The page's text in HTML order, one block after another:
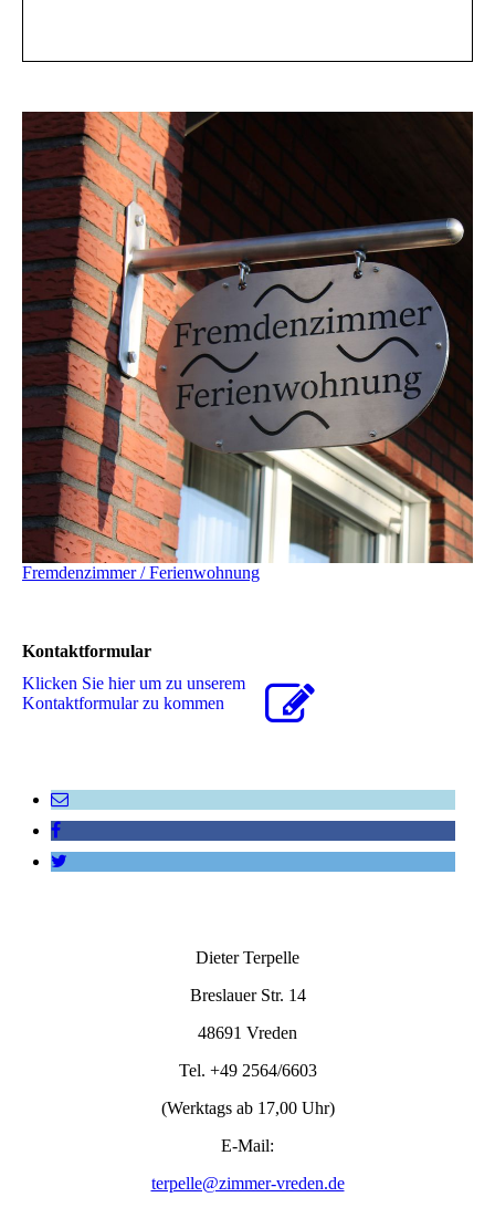
Fremdenzimmer / Ferienwohnung
Kontaktformular
Klicken Sie hier um zu unserem
Kon­takt­for­mu­lar zu kommen
Dieter Terpelle
Breslauer Str. 14
48691 Vreden
Tel. +49 2564/6603
(Werktags ab 17,00 Uhr)
E-Mail:
terpelle@zimmer-vreden.de